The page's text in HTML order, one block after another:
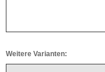
Weitere Varianten: